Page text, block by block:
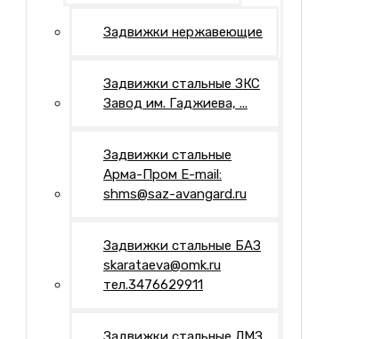
Задвижки нержавеющие
Задвижки стальные ЗКС
Завод им. Гаджиева, ...
Задвижки стальные
Арма-Пром E-mail:
shms@saz-avangard.ru
Задвижки стальные БАЗ
skarataeva@omk.ru
тел.3476629911